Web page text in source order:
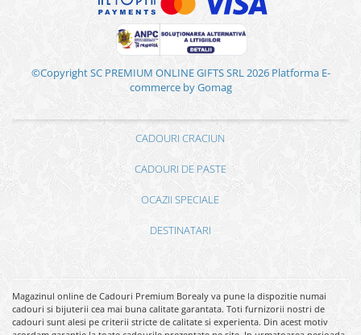
©Copyright SC PREMIUM ONLINE GIFTS SRL 2026 Platforma E-
commerce by Gomag
CADOURI CRACIUN
CADOURI DE PASTE
OCAZII SPECIALE
DESTINATARI
Magazinul online de Cadouri Premium Borealy va pune la dispozitie numai
cadouri si bijuterii cea mai buna calitate garantata. Toti furnizorii nostri de
cadouri sunt alesi pe criterii stricte de calitate si experienta. Din acest motiv